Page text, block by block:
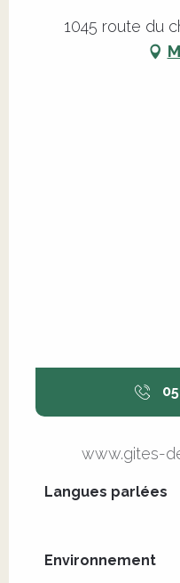
1045 route du
www.gites-
Langues parlées
Langues parlées
Environnement
Environnement